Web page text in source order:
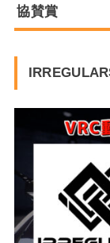
協賛賞